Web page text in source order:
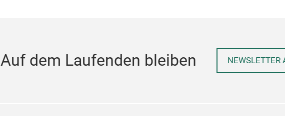
Auf dem Laufenden bleiben NEWSLETTER